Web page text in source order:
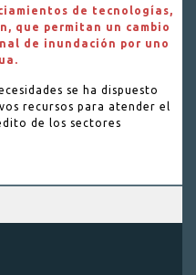
de tecnologías,
que permitan un cambio
de inundación por uno
se ha dispuesto
recursos para atender el
de los sectores